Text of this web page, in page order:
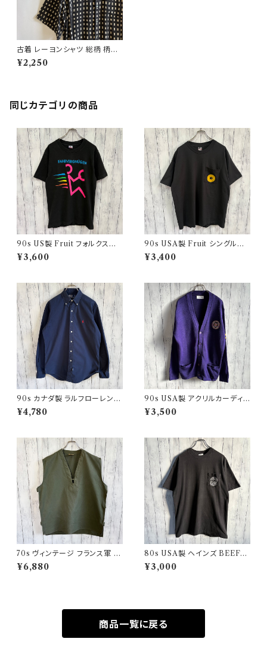
古着 レーヨンシャツ 総柄 柄シ
ャツ ビンテージ 半袖シャツ
¥2,250
同じカテゴリの商品
90s US製 Fruit フォルクスワ
ーゲン シングルステッチTシャツ
ヴィンテージTシャツ アド 企業
¥3,600
90s USA製 Fruit シングルス
テッチTシャツ ポケットT scree
nstars ヴィンテージ
¥3,400
90s カナダ製 ラルフローレン
ボタンダウンシャツ Ralph Laur
en
¥4,780
90s USA製 アクリルカーディガ
ン レタード 紫 アメリカ製
¥3,500
70s ヴィンテージ フランス軍 G
AOベスト ミリタリーベスト ユ
ーロミリタリー
¥6,880
80s USA製 ヘインズ BEEFY
シングルステッチTシャツ ヴィン
テージTシャツ ポケT
¥3,000
商品一覧に戻る